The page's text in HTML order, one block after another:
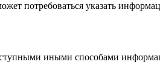
потребоваться указать
иными способами